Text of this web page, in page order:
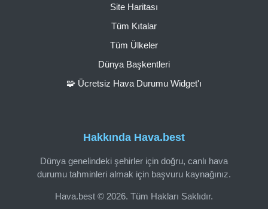
Hakkında Hava.best
Dünya genelindeki şehirler için doğru, canlı hava
durumu tahminleri almak için başvuru kaynağınız.
Hava.best © 2026. Tüm Hakları Saklıdır.
Site Haritası
Tüm Kıtalar
Tüm Ülkeler
Dünya Başkentleri
🧩 Ücretsiz Hava Durumu Widget'ı